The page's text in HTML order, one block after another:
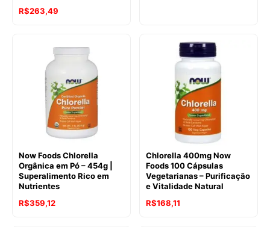
R$263,49
Now Foods Chlorella
Orgânica em Pó – 454g |
Superalimento Rico em
Nutrientes
R$359,12
Chlorella 400mg Now
Foods 100 Cápsulas
Vegetarianas – Purificação
e Vitalidade Natural
R$168,11